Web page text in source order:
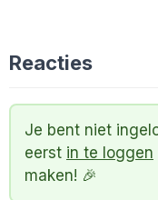
Reacties
Je bent niet
eerst in te loggen
maken! 🎉